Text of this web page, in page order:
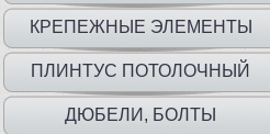
КРЕПЕЖНЫЕ ЭЛЕМЕНТЫ
ПЛИНТУС ПОТОЛОЧНЫЙ
ДЮБЕЛИ, БОЛТЫ